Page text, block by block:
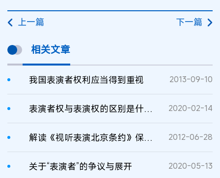
上一篇 下一篇
相关文章
我国表演者权利应当得到重视 2013-09-10
表演者权与表演权的区别是什么？ 2020-02-14
解读《视听表演北京条约》保护表演者权利 2012-06-28
关于“表演者”的争议与展开 2020-05-13